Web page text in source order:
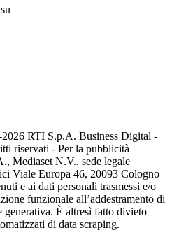
2026 RTI S.p.A. Business Digital -
riservati - Per la pubblicità
Mediaset N.V., sede legale
Viale Europa 46, 20093 Cologno
e ai dati personali trasmessi e/o
funzionale all’addestramento di
È altresì fatto divieto
di data scraping.